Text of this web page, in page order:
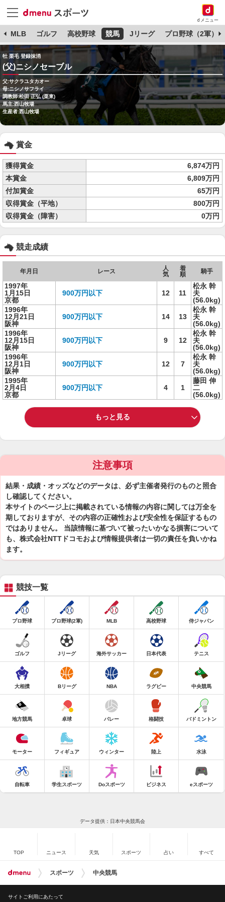
dメニュー
MLB ゴルフ 高校野球 競馬 Jリーグ プロ野球（2軍）
牡 栗毛 登録抹消
(父)ニシノセーブル
父:サクラユタカオー
母:ニシノサフライ
調教師:松田 正弘 (栗東)
馬主:西山牧場
生産者:西山牧場
賞金
獲得賞金
6,874万円
本賞金
6,809万円
付加賞金
65万円
収得賞金（平地）
800万円
収得賞金（障害）
0万円
競走成績
年月日 レース
人
気
着
順
騎手
1997年
1月15日
京都
900万円以下 12 11
松永 幹
夫
(56.0kg)
1996年
12月21日
阪神
900万円以下 14 13
松永 幹
夫
(56.0kg)
1996年
12月15日
阪神
900万円以下 9 12
松永 幹
夫
(56.0kg)
1996年
12月1日
阪神
900万円以下 12 7
松永 幹
夫
(56.0kg)
1995年
2月4日
京都
900万円以下 4 1
藤田 伸
二
(56.0kg)
もっと見る
注意事項
結果・成績・オッズなどのデータは、必ず主催者発行のものと照合
し確認してください。
本サイトのページ上に掲載されている情報の内容に関しては万全を
期しておりますが、その内容の正確性および安全性を保証するもの
ではありません。 当該情報に基づいて被ったいかなる損害について
も、株式会社NTTドコモおよび情報提供者は一切の責任を負いかね
ます。
競技一覧
プロ野球 プロ野球(2軍) MLB 高校野球 侍ジャパン
ゴルフ Jリーグ 海外サッカー 日本代表 テニス
大相撲 Bリーグ NBA ラグビー 中央競馬
地方競馬 卓球 バレー 格闘技 バドミントン
モーター フィギュア ウィンター 陸上 水泳
自転車 学生スポーツ Doスポーツ ビジネス eスポーツ
データ提供：日本中央競馬会
TOP ニュース 天気 スポーツ 占い すべて
スポーツ 中央競馬
サイトご利用にあたって